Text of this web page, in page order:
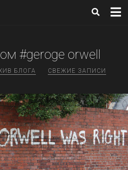
#geroge orwell
БЛОГА СВЕЖИЕ ЗАПИСИ